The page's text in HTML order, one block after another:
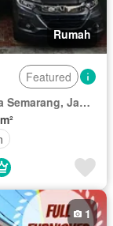
Rumah
Featured
RW 08, Sendangmulyo, Tembalang, Kota Semarang, Jawa Tengah
1